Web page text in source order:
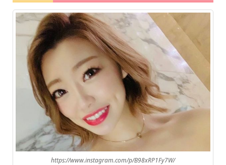
https://www.instagram.com/p/B98xRP1Fy7W/